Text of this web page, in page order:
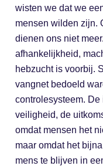
wisten we dat we
mensen wilden zijn.
dienen ons niet
afhankelijkheid,
hebzucht is voorbij.
vangnet bedoeld
controlesysteem. De
veiligheid, de
omdat mensen het
maar omdat het
mens te blijven in